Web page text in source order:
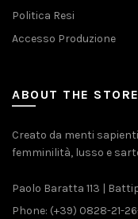
Politica Resi
Accesso Produzione
ABOUT THE STORE
Creato da menti
femminilità, lusso e
Paolo Baratta 113 |
Phone: (+39) 0828-21-